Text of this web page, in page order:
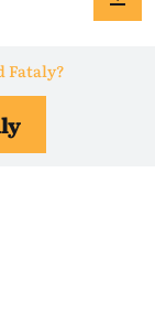
Fataly?